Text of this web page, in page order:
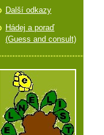
Další odkazy
Hádej a poraď
(Guess and consult)